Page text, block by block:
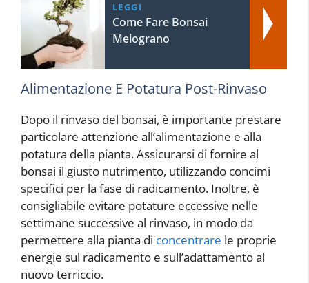
LEGGI
Come Fare Bonsai
Melograno
Alimentazione E Potatura Post-Rinvaso
Dopo il rinvaso del bonsai, è importante prestare
particolare attenzione all’alimentazione e alla
potatura della pianta. Assicurarsi di fornire al
bonsai il giusto nutrimento, utilizzando concimi
specifici per la fase di radicamento. Inoltre, è
consigliabile evitare potature eccessive nelle
settimane successive al rinvaso, in modo da
permettere alla pianta di concentrare le proprie
energie sul radicamento e sull’adattamento al
nuovo terriccio.